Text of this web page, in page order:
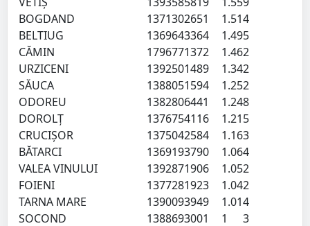
BOGDAND
1371302651 1.514
BELTIUG
1369643364 1.495
CĂMIN
1796771372 1.462
URZICENI
1392501489 1.342
SĂUCA
1388051594 1.252
ODOREU
1382806441 1.248
DOROLŢ
1376754116 1.215
CRUCIŞOR
1375042584 1.163
BĂTARCI
1369193790 1.064
VALEA VINULUI
1392871906 1.052
FOIENI
1377281923 1.042
TARNA MARE
1390093949 1.014
SOCOND
1388693001 1
3